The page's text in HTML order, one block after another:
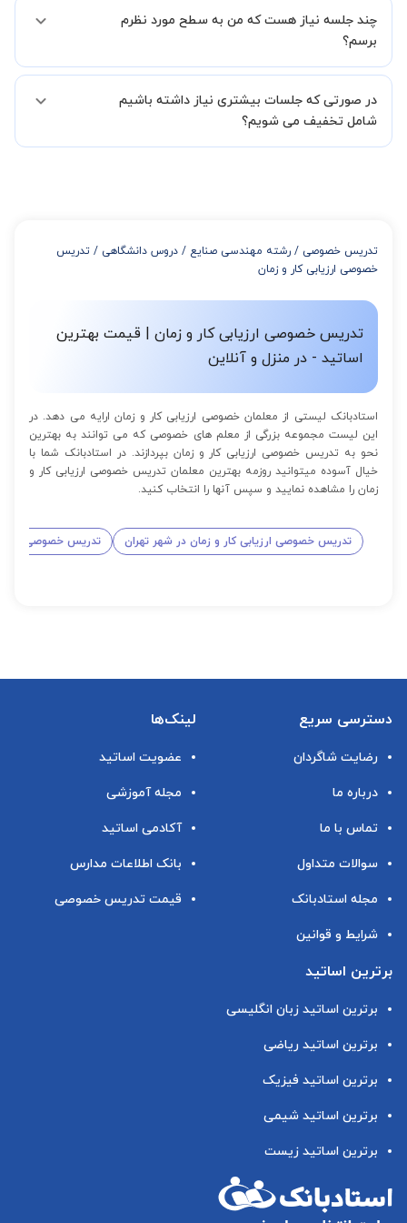
بخش پشتیبانی استادبانک با شما تماس گرفته و راهنمایی کامل و پیگیری
لازم جهت تکمیل درخواست شما را انجام میدهند.
همچنین میتوانید درخواست خود را از طریق تماس مستقیم با شماره
ادامه دهید.
چند جلسه نیاز هست که من به سطح مورد نظرم
برسم؟
مدرس مشخص کند ابتدا باید جلسه اول کلاس درس شما با مدرس برگزار
شود تا با توجه به سطح شما و خواسته شما مدرس اعلام کنند که تقریبا
در صورتی که جلسات بیشتری نیاز داشته باشیم
شامل تخفیف می شویم؟
از 12 تا 15 جلسه: 7% تخفیف
از 16 تا 100 جلسه: 9% تخفیف
تدریس خصوصی / رشته مهندسی صنایع / دروس دانشگاهی / تدریس
خصوصی ارزیابی کار و زمان
تدریس خصوصی ارزیابی کار و زمان | قیمت بهترین
اساتید - در منزل و آنلاین
استادبانک لیستی از معلمان خصوصی ارزیابی کار و زمان ارایه می دهد. در
این لیست مجموعه بزرگی از معلم های خصوصی که می توانند به بهترین
نحو به تدریس خصوصی ارزیابی کار و زمان بپردازند. در استادبانک شما با
خیال آسوده میتوانید روزمه بهترین معلمان تدریس خصوصی ارزیابی کار و
زمان را مشاهده نمایید و سپس آنها را انتخاب کنید.
تدریس خصوصی ارزیابی کار و زمان در شهر تهران تدریس خصوصی
دسترسی سریع
رضایت شاگردان
درباره ما
تماس با ما
سوالات متداول
مجله استادبانک
شرایط و قوانین
لینک‌ها
عضویت اساتید
مجله آموزشی
آکادمی اساتید
بانک اطلاعات مدارس
قیمت تدریس خصوصی
برترین اساتید
برترین اساتید زبان انگلیسی
برترین اساتید ریاضی
برترین اساتید فیزیک
برترین اساتید شیمی
برترین اساتید زیست